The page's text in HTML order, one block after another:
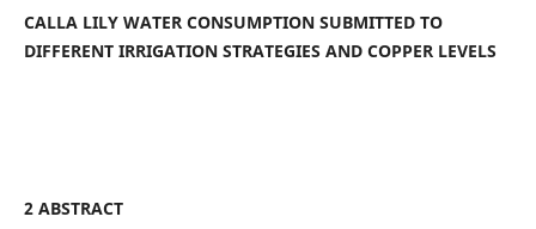
CALLA LILY WATER CONSUMPTION SUBMITTED TO
DIFFERENT IRRIGATION STRATEGIES AND COPPER LEVELS
2 ABSTRACT